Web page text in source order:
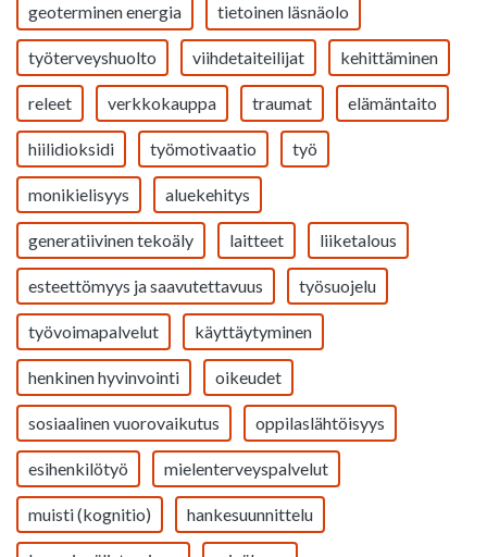
geoterminen energia tietoinen läsnäolo
työterveyshuolto viihdetaiteilijat kehittäminen
releet verkkokauppa traumat elämäntaito
hiilidioksidi työmotivaatio työ
monikielisyys aluekehitys
generatiivinen tekoäly laitteet liiketalous
esteettömyys ja saavutettavuus työsuojelu
työvoimapalvelut käyttäytyminen
henkinen hyvinvointi oikeudet
sosiaalinen vuorovaikutus oppilaslähtöisyys
esihenkilötyö mielenterveyspalvelut
muisti (kognitio) hankesuunnittelu